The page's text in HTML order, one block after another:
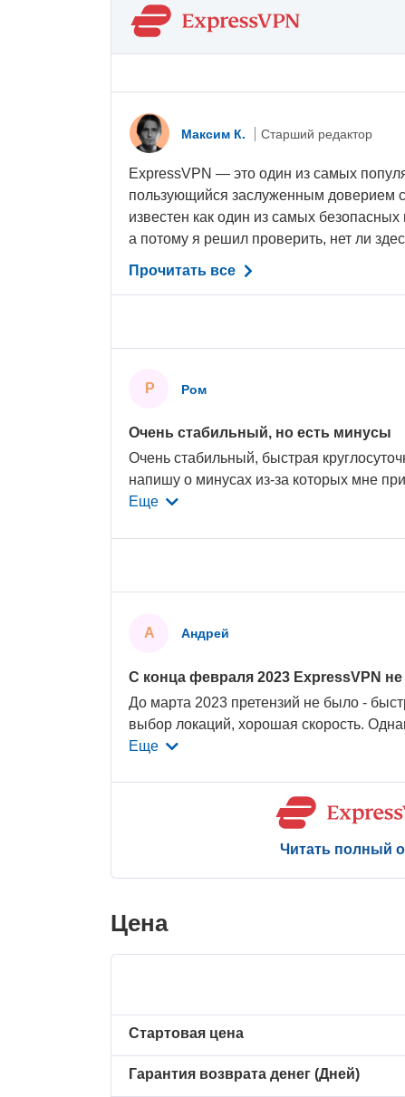
Максим К. Старший редактор
ExpressVPN — это один из самых
пользующийся заслуженным доверием
известен как один из самых
а потому я решил проверить, нет ли
Прочитать все
Р Ром
Очень стабильный, но есть минусы
Очень стабильный, быстрая
напишу о минусах из-за которых мне
Еще
А Андрей
С конца февраля 2023 ExpressVPN не
До марта 2023 претензий не было -
выбор локаций, хорошая скорость.
Еще
Читать полный
Цена
Стартовая цена
Гарантия возврата денег (Дней)